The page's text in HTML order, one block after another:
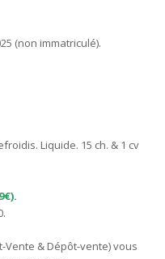
(non immatriculé).
Liquide. 15 ch. & 1 cv
Vente & Dépôt-vente) vous